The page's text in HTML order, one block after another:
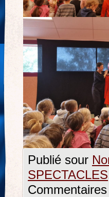
Publié sour
SPECTACLES